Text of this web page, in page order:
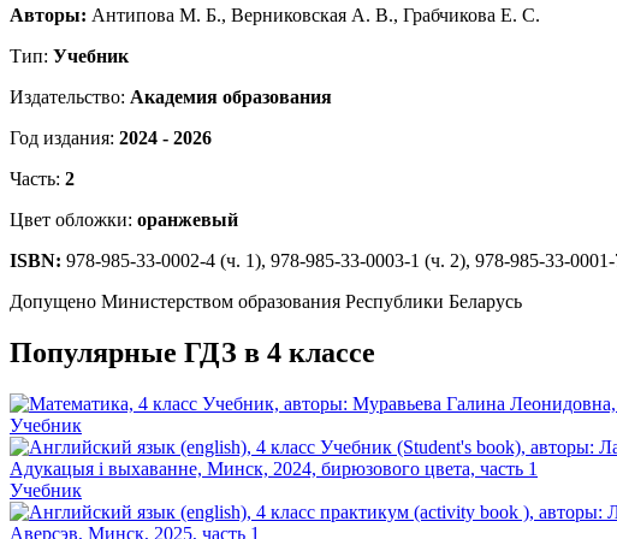
Авторы: Антипова М. Б., Верниковская А. В., Грабчикова Е. С.
Тип: Учебник
Издательство: Академия образования
Год издания: 2024 - 2026
Часть: 2
Цвет обложки: оранжевый
ISBN: 978-985-33-0002-4 (ч. 1), 978-985-33-0003-1 (ч. 2), 978-985-33-
Допущено Министерством образования Республики Беларусь
Популярные ГДЗ в 4 классе
Учебник
Учебник